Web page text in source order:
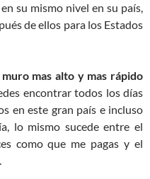
su mismo nivel en su país,
de ellos para los Estados
mas alto y mas rápido
encontrar todos los días
en este gran país e incluso
lo mismo sucede entre el
como que me pagas y el